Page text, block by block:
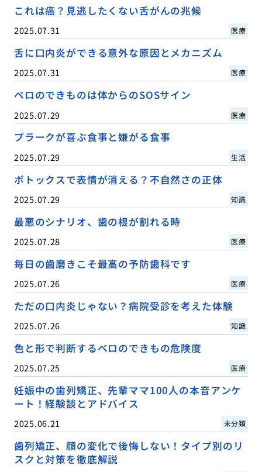
これは癌？見逃したくない舌がんの兆候
2025.07.31 医療
舌に口内炎ができる意外な原因とメカニズム
2025.07.31 医療
ベロのできものは体からのSOSサイン
2025.07.29 医療
プラークが喜ぶ食事と嫌がる食事
2025.07.29 生活
ボトックスで表情が消える？不自然さの正体
2025.07.29 知識
最悪のシナリオ、歯の根が割れる時
2025.07.28 医療
毎日の歯磨きこそ最高の予防歯科です
2025.07.26 医療
ただの口内炎じゃない？病院受診を考えた体験
2025.07.26 知識
色と形で判断するベロのできもの危険度
2025.07.25 医療
妊娠中の歯列矯正、先輩ママ100人の本音アンケ
ート！経験談とアドバイス
2025.06.21 未分類
歯列矯正、顔の変化で後悔しない！タイプ別のリ
スクと対策を徹底解説